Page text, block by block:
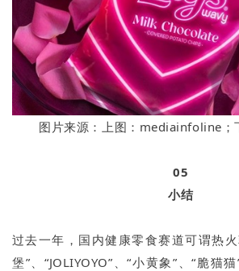
图片来源：上图：mediainfoline；
05
小结
过去一年，国内健康零食赛道可谓热
堡”、“JOLIYOYO”、“小黄象”、“脆猫